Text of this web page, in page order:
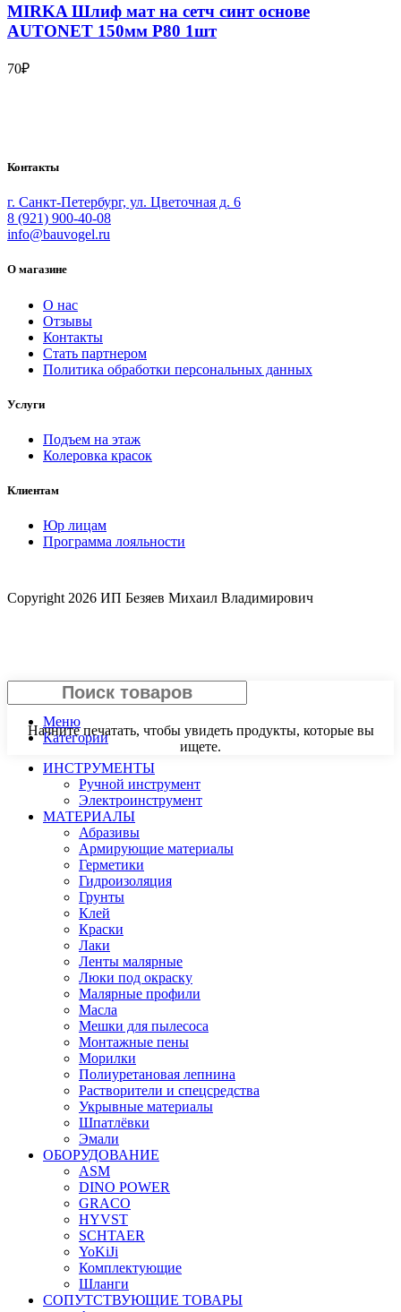
MIRKA Шлиф мат на сетч синт основе
AUTONET 150мм Р80 1шт
70₽
Контакты
г. Санкт-Петербург, ул. Цветочная д. 6
8 (921) 900-40-08
info@bauvogel.ru
О магазине
О нас
Отзывы
Контакты
Стать партнером
Политика обработки персональных данных
Услуги
Подъем на этаж
Колеровка красок
Клиентам
Юр лицам
Программа лояльности
Copyright 2026 ИП Безяев Михаил Владимирович
Начните печатать, чтобы увидеть продукты, которые вы
ищете.
Поиск
Меню
Категории
ИНСТРУМЕНТЫ
Ручной инструмент
Электроинструмент
МАТЕРИАЛЫ
Абразивы
Армирующие материалы
Герметики
Гидроизоляция
Грунты
Клей
Краски
Лаки
Ленты малярные
Люки под окраску
Малярные профили
Масла
Мешки для пылесоса
Монтажные пены
Морилки
Полиуретановая лепнина
Растворители и спецсредства
Укрывные материалы
Шпатлёвки
Эмали
ОБОРУДОВАНИЕ
ASM
DINO POWER
GRACO
HYVST
SCHTAER
YoKiJi
Комплектующие
Шланги
СОПУТСТВУЮЩИЕ ТОВАРЫ